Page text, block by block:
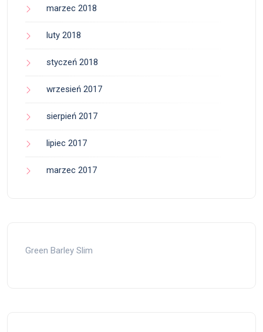
marzec 2018
luty 2018
styczeń 2018
wrzesień 2017
sierpień 2017
lipiec 2017
marzec 2017
Green Barley Slim